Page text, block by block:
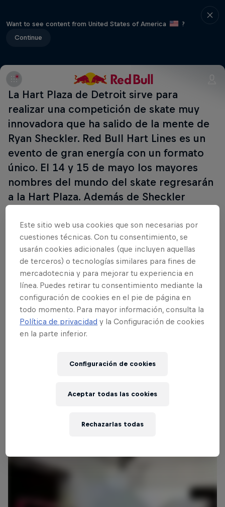
Want to see content from United States of America
?
Continue
La Hart Plaza de Detroit sirve para
realizar una competición de skate muy
innovadora que ha salido de la mente de
Ryan Sheckler. Red Bull Hart Lines es un
evento de gran energía con un formato
único. El 14 y 15 de mayo los mayores
nombres del mundo del skate regresarán
a la Hart Plaza. Además de Sheckler
y Ryan Decenzo. "Estoy muy
entusiasmado con la idea de regresar a
Detroit para el Red Bull Hart Lines", dice
Ryan Sheckler, que es anfitrión y
competidor al mismo tiempo. "El año
pasado fue increíble. Esta vez va a ser
más grande y mejor. La pista es más
eficaz". Nos puedes seguir en @redbull
Este sitio web usa cookies que son necesarias por
cuestiones técnicas. Con tu consentimiento, se
usarán cookies adicionales (que incluyen aquellas
de terceros) o tecnologías similares para fines de
mercadotecnia y para mejorar tu experiencia en
línea. Puedes retirar tu consentimiento mediante la
configuración de cookies en el pie de página en
todo momento. Para mayor información, consulta la
Política de privacidad y la Configuración de cookies
en la parte inferior.
Configuración de cookies
Rechazarlas todas
Aceptar todas las cookies